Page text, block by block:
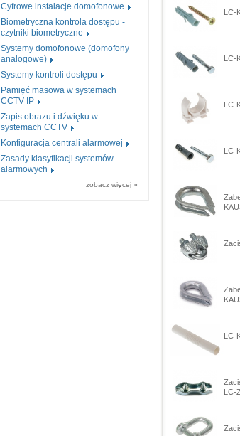
Cyfrowe instalacje domofonowe
Biometryczna kontrola dostępu -
czytniki biometryczne
Systemy domofonowe (domofony
analogowe)
Systemy kontroli dostępu
Pamięć masowa w systemach
CCTV IP
Zapis obrazu i dźwięku w
systemach CCTV
Konfiguracja centrali alarmowej
Zasady klasyfikacji systemów
alarmowych
zobacz więcej »
LC-
LC-
LC-
LC-
LC-
LC-